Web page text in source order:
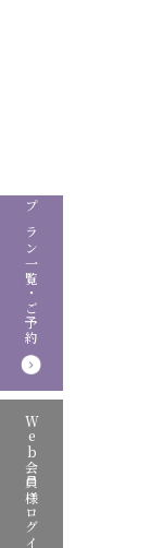
プラン一覧・ご予約
Web会員様ログイン